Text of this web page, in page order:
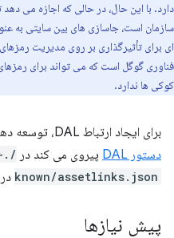
دارد. با این حال، در حالی که اجازه می دهد
سازمان است، جاسازی های بین سایتی به
ای برای تأثیرگذاری بر روی مدیریت
فناوری گوگل است که می تواند برای
کوکی ها ندارد.
برای ایجاد ارتباط DAL، توسعه دهندگان باید یک فایل JSON را که از
دستور DAL
پیروی می کند در
known/assetlinks.json
پیش نیازها